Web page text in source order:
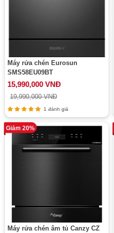
Máy rửa chén Eurosun
SMS58EU09BT
15,990,000 VNĐ
19,990,000 VNĐ
1 đánh giá
Giảm 20%
Máy rửa chén âm tủ Canzy CZ